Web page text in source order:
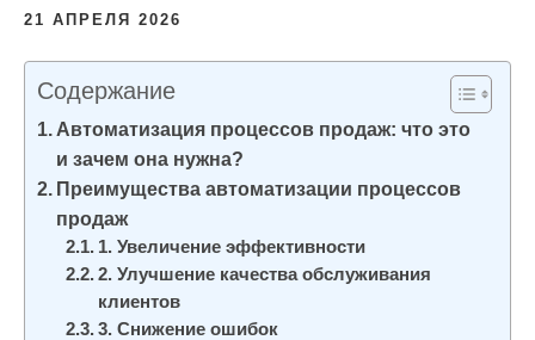
21 АПРЕЛЯ 2026
Содержание
Автоматизация процессов продаж: что это
и зачем она нужна?
Преимущества автоматизации процессов
продаж
1. Увеличение эффективности
2. Улучшение качества обслуживания
клиентов
3. Снижение ошибок